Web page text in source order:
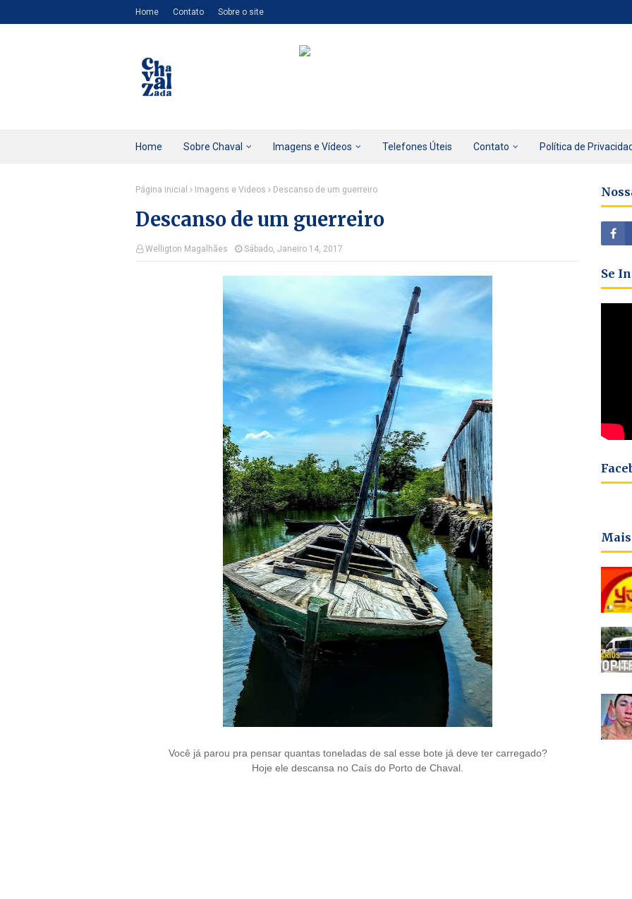
Home Contato Sobre o site
Home Sobre Chaval Imagens e Vídeos Telefones Úteis Contato Política de
Página inicial Imagens e Videos Descanso de um guerreiro
Descanso de um guerreiro
Welligton Magalhães Sábado, Janeiro 14, 2017
Você já parou pra pensar quantas toneladas de sal esse bote já deve ter carregado?
Hoje ele descansa no Caís do Porto de Chaval.
Se